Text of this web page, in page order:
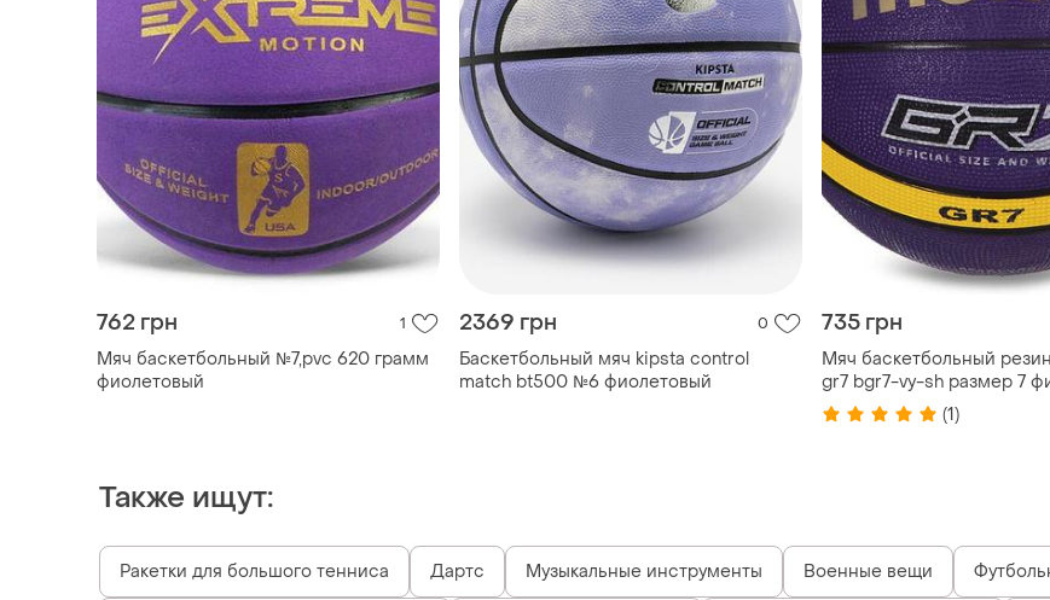
762 грн 1
Мяч баскетбольный №7,pvc 620 грамм
фиолетовый
2369 грн 0
Баскетбольный мяч kipsta control
match bt500 №6 фиолетовый
735 грн
Мяч баскетбольный
gr7 bgr7-vy-sh размер 7
желтый
(1)
Также ищут:
Ракетки для большого тенниса Дартс Музыкальные инструменты Военные вещи